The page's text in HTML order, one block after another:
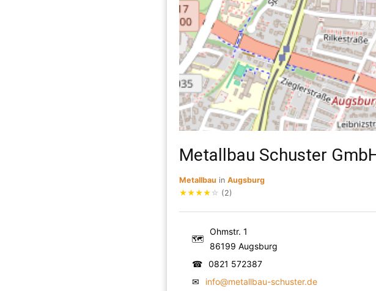
Metallbau Schuster
Metallbau in Augsburg
★★★★ ☆ (2)
🗺
Ohmstr. 1
86199 Augsburg
☎ 0821 572387
✉
info@metallbau-schuster.de